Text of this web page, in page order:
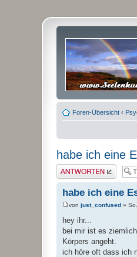
Foren-Übersicht ‹
habe ich eine
Antwort erstellen
habe ich eine
von just_confused »
hey ihr...
bei mir ist es
Körpers angeht.
ich höre oft dass ich